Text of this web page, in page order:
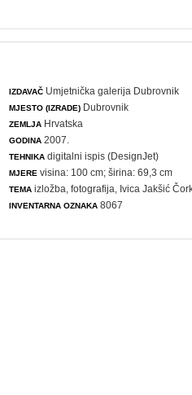
IZDAVAČ Umjetnička galerija Dubrovnik
MJESTO (IZRADE) Dubrovnik
ZEMLJA Hrvatska
GODINA 2007.
TEHNIKA digitalni ispis (DesignJet)
MJERE visina: 100 cm; širina: 69,3 cm
TEMA izložba ,fotografija , Ivica Jakšić
INVENTARNA OZNAKA 8067